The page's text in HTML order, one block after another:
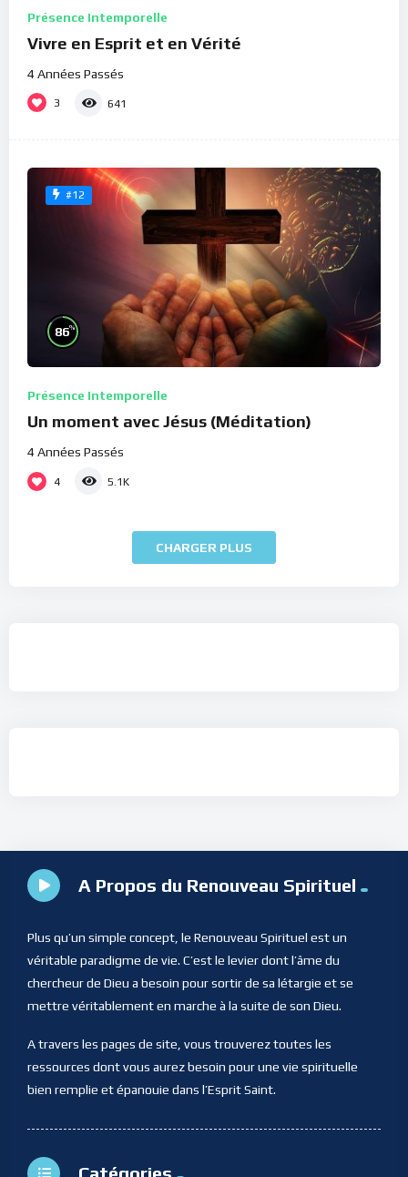
Présence Intemporelle
Vivre en Esprit et en Vérité
4 Années Passés
3 641
#12
86%
Présence Intemporelle
Un moment avec Jésus (Méditation)
4 Années Passés
4 5.1K
CHARGER PLUS
A Propos du Renouveau Spirituel
Plus qu’un simple concept, le Renouveau Spirituel est un
véritable paradigme de vie. C’est le levier dont l’âme du
chercheur de Dieu a besoin pour sortir de sa létargie et se
mettre véritablement en marche à la suite de son Dieu.
A travers les pages de site, vous trouverez toutes les
ressources dont vous aurez besoin pour une vie spirituelle
bien remplie et épanouie dans l’Esprit Saint.
Catégories